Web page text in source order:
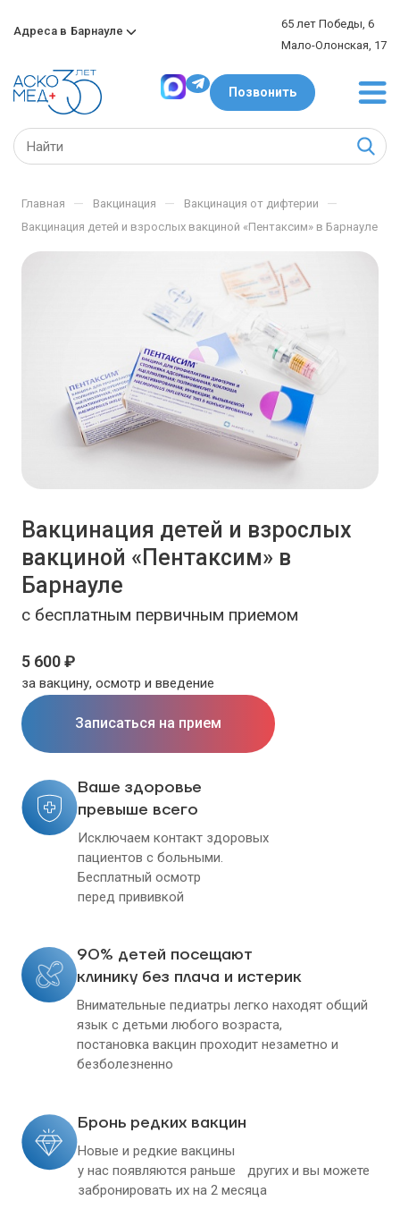
Адреса в Барнауле
65 лет Победы, 6
Мало-Олонская, 17
Позвонить
Главная — Вакцинация — Вакцинация от дифтерии —
Вакцинация детей и взрослых вакциной «Пентаксим» в Барнауле
Вакцинация детей и взрослых
вакциной «Пентаксим» в
Барнауле
с бесплатным первичным приемом
Записаться на прием
5 600 ₽
за вакцину, осмотр и введение
Ваше здоровье
превыше всего
Исключаем контакт здоровых
пациентов с больными.
Бесплатный осмотр
перед прививкой
90% детей посещают
клинику без плача и истерик
Внимательные педиатры легко находят общий
язык с детьми любого возраста,
постановка вакцин проходит незаметно и
безболезненно
Бронь редких вакцин
Новые и редкие вакцины
у нас появляются раньше других и вы можете
забронировать их на 2 месяца